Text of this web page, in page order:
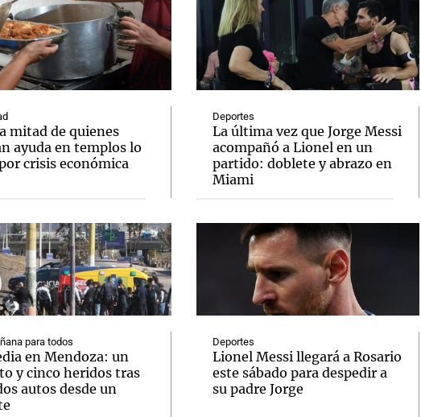
mitad de quienes
ayuda en templos lo
crisis económica
para todos
en Mendoza: un
y cinco heridos tras
autos desde un
Deportes
La última vez que Jorge Messi
acompañó a Lionel en un
partido: doblete y abrazo en
Miami
Deportes
Lionel Messi llegará a Rosario
este sábado para despedir a
su padre Jorge
Notas
El huracán de Arequito
Notas
Cadena 3 en Groenlandia